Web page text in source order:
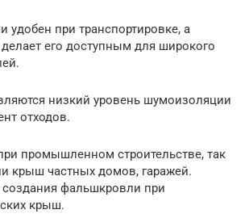
удобен при транспортировке, а
его доступным для широкого
низкий уровень шумоизоляции
отходов.
промышленном строительстве, так
крыш частных домов, гаражей.
фальшкровли при
крыш.